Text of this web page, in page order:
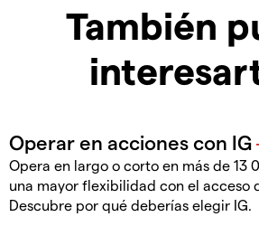
También
Opera en largo o corto en más de 13
una mayor flexibilidad con el acceso
Descubre por qué deberías elegir IG.